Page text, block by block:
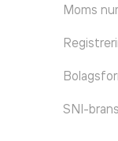
Moms
SNI-